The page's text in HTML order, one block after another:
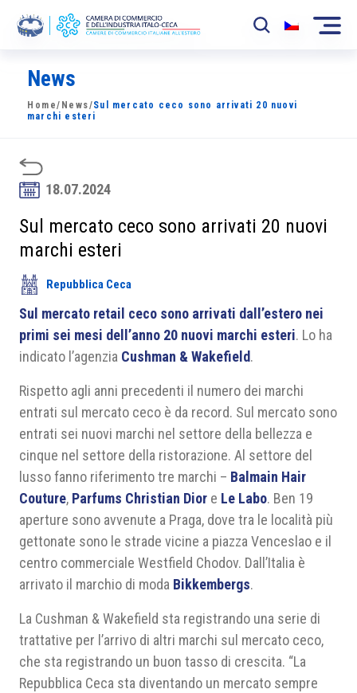
La Camera
News
Sviluppo Mercato
Soci
Partner
Progetti
Area riservata
News
Home/ News/Sul mercato ceco sono arrivati 20 nuovi
marchi esteri
18.07.2024
Sul mercato ceco sono arrivati 20 nuovi
marchi esteri
Repubblica Ceca
Sul mercato retail ceco sono arrivati dall’estero nei
primi sei mesi dell’anno 20 nuovi marchi esteri. Lo ha
indicato l’agenzia Cushman & Wakefield.
Rispetto agli anni precedenti il numero dei marchi
entrati sul mercato ceco è da record. Sul mercato sono
entrati sei nuovi marchi nel settore della bellezza e
cinque nel settore della ristorazione. Al settore del
lusso fanno riferimento tre marchi – Balmain Hair
Couture, Parfums Christian Dior e Le Labo. Ben 19
aperture sono avvenute a Praga, dove tra le località più
gettonate sono le strade vicine a piazza Venceslao e il
centro commerciale Westfield Chodov. Dall’Italia è
arrivato il marchio di moda Bikkembergs.
La Cushman & Wakefield sta registrando una serie di
trattative per l’arrivo di altri marchi sul mercato ceco,
che sta registrando un buon tasso di crescita. “La
Repubblica Ceca sta diventando un mercato sempre